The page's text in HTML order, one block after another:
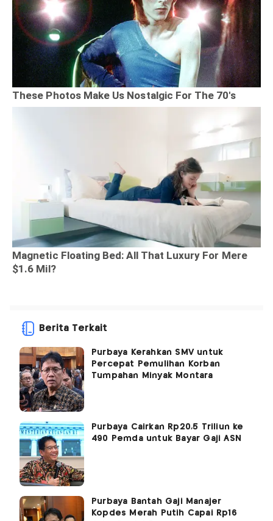
Berita Terkait
Purbaya Kerahkan SMV untuk
Percepat Pemulihan Korban
Tumpahan Minyak Montara
Purbaya Cairkan Rp20,5 Triliun ke
490 Pemda untuk Bayar Gaji ASN
Purbaya Bantah Gaji Manajer
Kopdes Merah Putih Capai Rp16